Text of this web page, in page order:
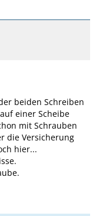
beiden Schreiben
einer Scheibe
mit Schrauben
die Versicherung
hier...